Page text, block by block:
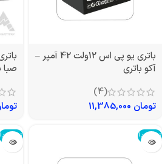
باتری یو پی اس 12ولت 42 آمپر –
آکو باتری
(4)
تومان
صبا
تمام شد! تمام شد!